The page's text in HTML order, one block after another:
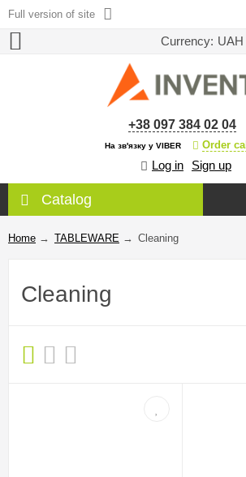
Full version of site
Currency: UAH
+38 097 384 02 04
На зв'язку у VIBER Order call
Log in Sign up
Catalog
Home → TABLEWARE → Сleaning
Сleaning